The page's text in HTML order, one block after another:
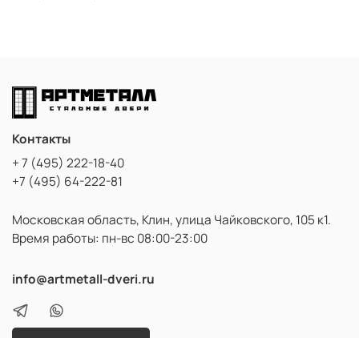
Контакты
+ 7 (495) 222-18-40
+7 (495) 64-222-81
Московская область, Клин, улица Чайковского, 105 к1.
Время работы: пн-вс 08:00-23:00
info@artmetall-dveri.ru